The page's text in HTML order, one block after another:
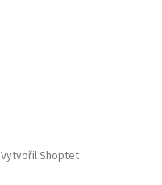
Vytvořil Shoptet